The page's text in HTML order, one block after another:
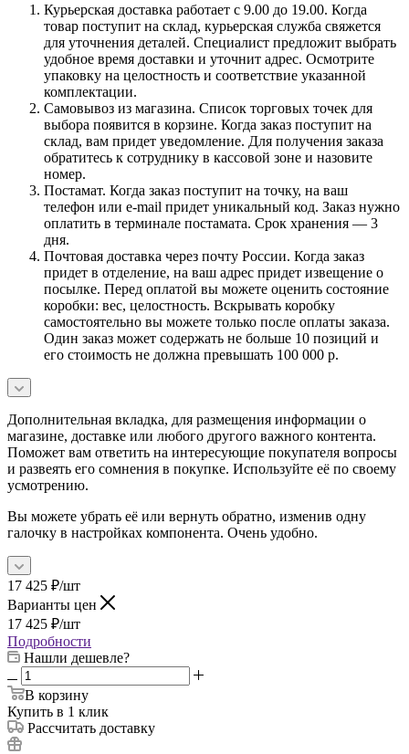
Курьерская доставка работает с 9.00 до 19.00. Когда
товар поступит на склад, курьерская служба свяжется
для уточнения деталей. Специалист предложит выбрать
удобное время доставки и уточнит адрес. Осмотрите
упаковку на целостность и соответствие указанной
комплектации.
Самовывоз из магазина. Список торговых точек для
выбора появится в корзине. Когда заказ поступит на
склад, вам придет уведомление. Для получения заказа
обратитесь к сотруднику в кассовой зоне и назовите
номер.
Постамат. Когда заказ поступит на точку, на ваш
телефон или e-mail придет уникальный код. Заказ нужно
оплатить в терминале постамата. Срок хранения — 3
дня.
Почтовая доставка через почту России. Когда заказ
придет в отделение, на ваш адрес придет извещение о
посылке. Перед оплатой вы можете оценить состояние
коробки: вес, целостность. Вскрывать коробку
самостоятельно вы можете только после оплаты заказа.
Один заказ может содержать не больше 10 позиций и
его стоимость не должна превышать 100 000 р.
Дополнительная вкладка, для размещения информации о
магазине, доставке или любого другого важного контента.
Поможет вам ответить на интересующие покупателя вопросы
и развеять его сомнения в покупке. Используйте её по своему
усмотрению.
Вы можете убрать её или вернуть обратно, изменив одну
галочку в настройках компонента. Очень удобно.
17 425 ₽/шт
Варианты цен
17 425 ₽/шт
Подробности
Нашли дешевле?
В корзину
Купить в 1 клик
Рассчитать доставку